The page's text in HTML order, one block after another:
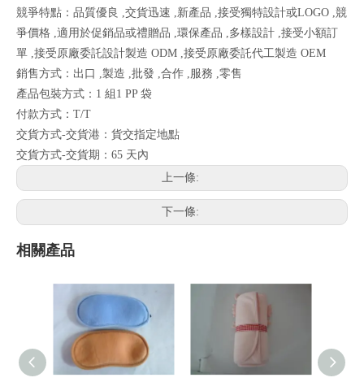
競爭特點：品質優良 ,交貨迅速 ,新產品 ,接受獨特設計或LOGO ,競
爭價格 ,適用於促銷品或禮贈品 ,環保產品 ,多樣設計 ,接受小額訂
單 ,接受原廠委託設計製造 ODM ,接受原廠委託代工製造 OEM
銷售方式：出口 ,製造 ,批發 ,合作 ,服務 ,零售
產品包裝方式：1 組1 PP 袋
付款方式：T/T
交貨方式-交貨港：貨交指定地點
交貨方式-交貨期：65 天內
上一條:
下一條:
相關產品